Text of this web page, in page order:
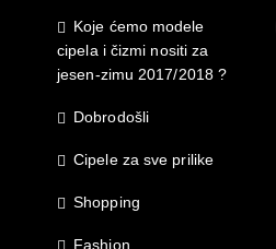
Koje ćemo modele
cipela i čizmi nositi za
jesen-zimu 2017/2018 ?
Dobrodošli
Cipele za sve prilike
Shopping
Fashion